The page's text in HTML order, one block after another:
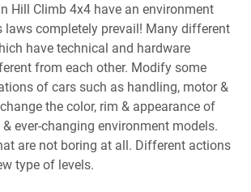
Hill Climb 4x4 have an environment
laws completely prevail! Many different
have technical and hardware
from each other. Modify some
of cars such as handling, motor &
the color, rim & appearance of
ever-changing environment models.
are not boring at all. Different actions
type of levels.